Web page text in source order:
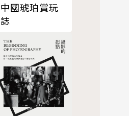
中國琥珀賞玩
誌